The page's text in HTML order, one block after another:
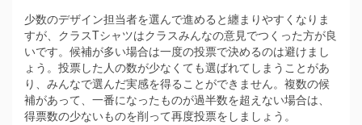
少数のデザイン担当者を選んで進めると纏まりやすくなりま
すが、クラスTシャツはクラスみんなの意見でつくった方が良
いです。候補が多い場合は一度の投票で決めるのは避けまし
ょう。投票した人の数が少なくても選ばれてしまうことがあ
り、みんなで選んだ実感を得ることができません。複数の候
補があって、一番になったものが過半数を超えない場合は、
得票数の少ないものを削って再度投票をしましょう。